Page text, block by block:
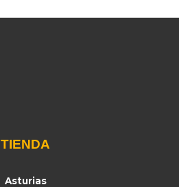
TIENDA
Asturias